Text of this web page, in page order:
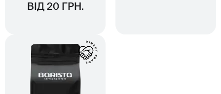
ВІД 20 ГРН.